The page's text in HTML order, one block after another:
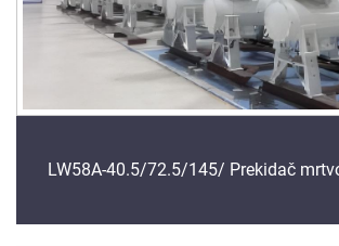
LW58A-40.5/72.5/145/ Prekidač